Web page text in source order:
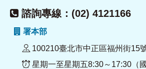
諮詢專線：(02) 4121166
署本部
100210臺北市中正區福州街15
星期一至星期五8:30～17:30（